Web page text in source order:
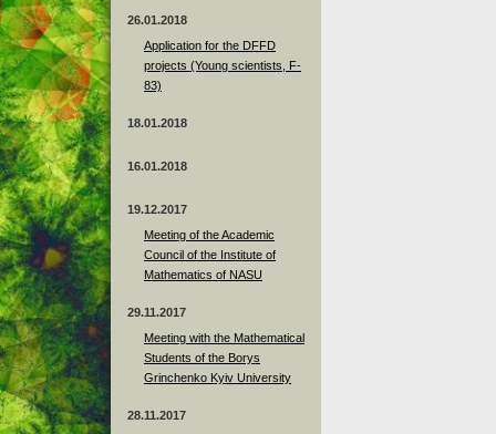
26.01.2018
Application for the DFFD
projects (Young scientists, F-
83)
18.01.2018
16.01.2018
19.12.2017
Meeting of the Academic
Council of the Institute of
Mathematics of NASU
29.11.2017
Meeting with the Mathematical
Students of the Borys
Grinchenko Kyiv University
28.11.2017